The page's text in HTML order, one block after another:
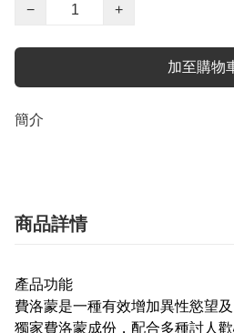
−
+
加至購物
簡介
商品詳情
產品功能
費洛蒙是一種有效增加異性慾望
獨家費洛蒙成份，配合多種討人